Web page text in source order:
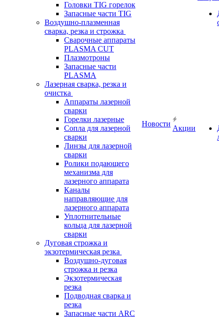
Головки TIG горелок
Запасные части TIG
Воздушно-плазменная
сварка, резка и строжка
Сварочные аппараты
PLASMA CUT
Плазмотроны
Запасные части
PLASMA
Лазерная сварка, резка и
очистка
Аппараты лазерной
сварки
Горелки лазерные
Сопла для лазерной
сварки
Линзы для лазерной
сварки
Ролики подающего
механизма для
лазерного аппарата
Каналы
направляющие для
лазерного аппарата
Уплотнительные
кольца для лазерной
сварки
Дуговая строжка и
экзотермическая резка
Воздушно-дуговая
строжка и резка
Экзотермическая
резка
Подводная сварка и
резка
Запасные части ARC
Новости
Акции